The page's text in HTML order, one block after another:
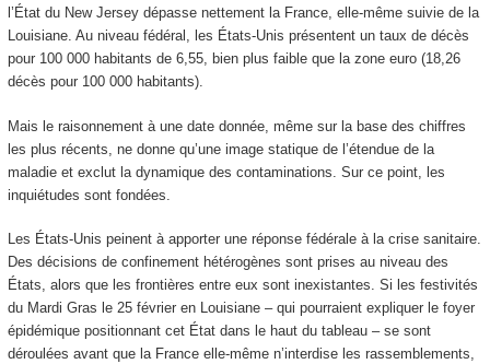
l’État du New Jersey dépasse nettement la France, elle-même suivie de la
Louisiane. Au niveau fédéral, les États-Unis présentent un taux de décès
pour 100 000 habitants de 6,55, bien plus faible que la zone euro (18,26
décès pour 100 000 habitants).
Mais le raisonnement à une date donnée, même sur la base des chiffres
les plus récents, ne donne qu’une image statique de l’étendue de la
maladie et exclut la dynamique des contaminations. Sur ce point, les
inquiétudes sont fondées.
Les États-Unis peinent à apporter une réponse fédérale à la crise sanitaire.
Des décisions de confinement hétérogènes sont prises au niveau des
États, alors que les frontières entre eux sont inexistantes. Si les festivités
du Mardi Gras le 25 février en Louisiane – qui pourraient expliquer le foyer
épidémique positionnant cet État dans le haut du tableau – se sont
déroulées avant que la France elle-même n’interdise les rassemblements,